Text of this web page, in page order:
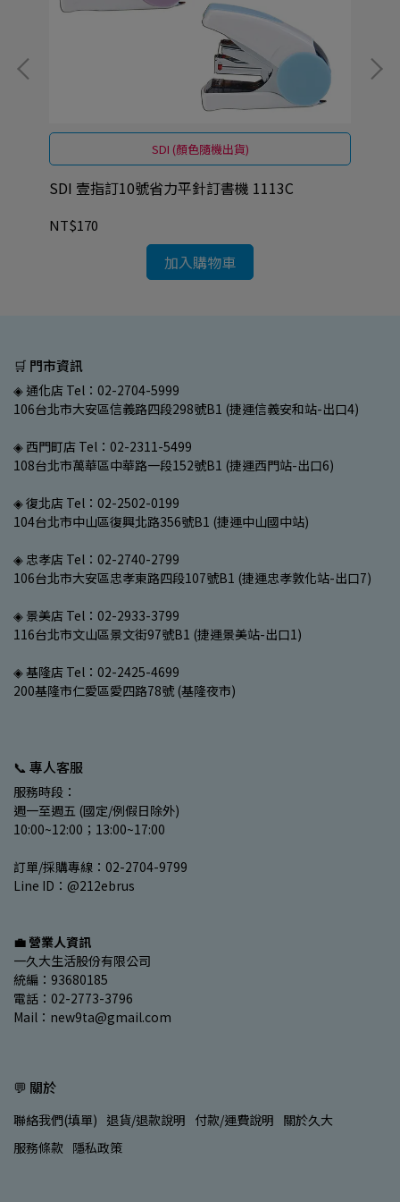
SDI (顏色隨機出貨)
SDI 壹指訂10號省力平針訂書機 1113C
NT$170
加入購物車
🛒 門市資訊
◈ 通化店 Tel：02-2704-5999
106台北市大安區信義路四段298號B1 (捷運信義安和站-出口4)
◈ 西門町店 Tel：02-2311-5499
108台北市萬華區中華路一段152號B1 (捷運西門站-出口6)
◈ 復北店 Tel：02-2502-0199
104台北市中山區復興北路356號B1 (捷運中山國中站)
◈ 忠孝店 Tel：02-2740-2799
106台北市大安區忠孝東路四段107號B1 (捷運忠孝敦化站-出口7)
◈ 景美店 Tel：02-2933-3799
116台北市文山區景文街97號B1 (捷運景美站-出口1)
◈ 基隆店 Tel：02-2425-4699
200基隆市仁愛區愛四路78號 (基隆夜市)
📞 專人客服
服務時段：
週一至週五 (國定/例假日除外)
10:00~12:00；13:00~17:00
訂單/採購專線：02-2704-9799
Line ID：@212ebrus
💼 營業人資訊
一久大生活股份有限公司
統編：93680185
電話：02-2773-3796
Mail：new9ta@gmail.com
💬 關於
聯絡我們(填單) 退貨/退款說明 付款/運費說明 關於久大
服務條款 隱私政策